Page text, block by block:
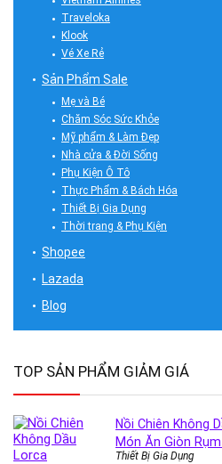
Traveloka
Klook
Vé Xe Rẻ
Sản Phẩm Sale
Mẹ và Bé
Chăm Sóc Sức Khỏe
Mỹ phẩm & Làm Đẹp
Nhà cửa & Đời Sống
Phụ Kiện Ô Tô
Thực Phẩm & Bách Hóa
Thiết Bị Gia Dụng
Thời trang & Phụ Kiện
Shopee
Lazada
Blog
TOP SẢN PHẨM GIẢM GIÁ
Nồi Chiên Không
Món Ăn Giòn
Thiết Bị Gia Dụng